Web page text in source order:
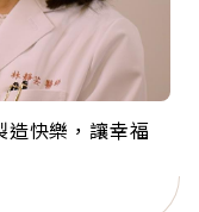
造快樂，讓幸福
年 「台灣是我
「蛋黃哥小
休後才開始真
年長羽球選
提琴還登上小